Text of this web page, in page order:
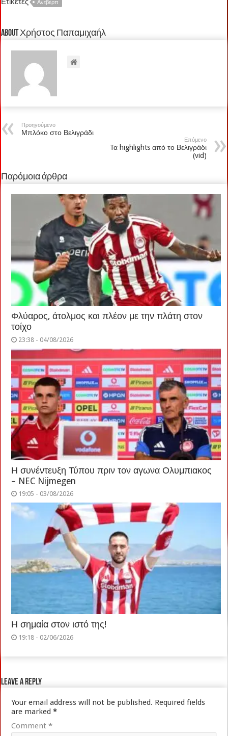
Αντβέρπ
About Χρήστος Παπαμιχαήλ
Προηγούμενο
Μπλόκο στο Βελιγράδι
Επόμενο
Τα highlights από το Βελιγράδι
(vid)
Παρόμοια άρθρα
Φλύαρος, άτολμος και πλέον με την πλάτη στον
τοίχο
23:38 - 04/08/2026
Η συνέντευξη Τύπου πριν τον αγωνα Ολυμπιακος
– NEC Nijmegen
19:05 - 03/08/2026
Η σημαία στον ιστό της!
19:18 - 02/06/2026
Leave a Reply
Your email address will not be published. Required fields
are marked*
Comment*